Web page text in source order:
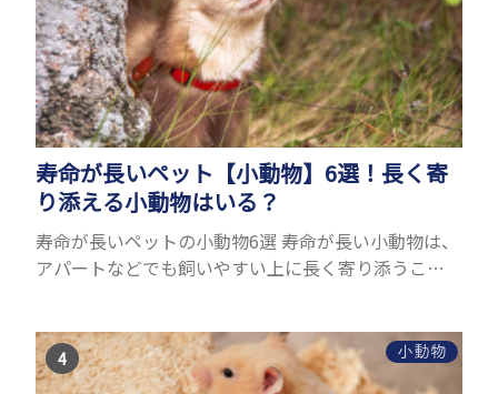
寿命が長いペット【小動物】6選！長く寄
り添える小動物はいる？
寿命が長いペットの小動物6選 寿命が長い小動物は、
アパートなどでも飼いやすい上に長く寄り添うこと
育のポイ...
小動物